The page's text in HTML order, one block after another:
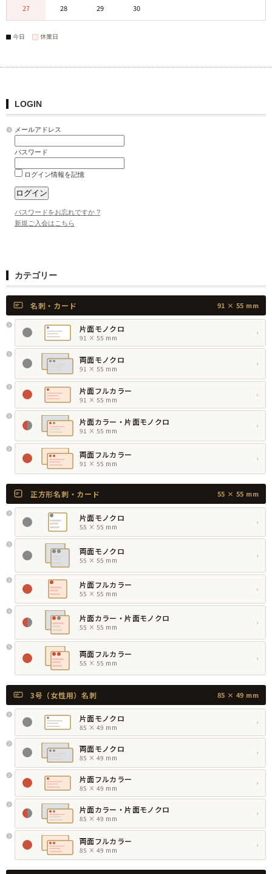
27 28 29 30
今日 休業日
LOGIN
メールアドレス
パスワード
ログイン情報を記憶
パスワードをお忘れですか ?
新規ご入会はこちら
カテゴリー
名刺・カード 91 × 55 mm
片面モノクロ
91 × 55 mm
›
両面モノクロ
91 × 55 mm
›
片面フルカラー
91 × 55 mm
›
片面カラー・片面モノクロ
91 × 55 mm
›
両面フルカラー
91 × 55 mm
›
正方形名刺・カード 55 × 55 mm
片面モノクロ
55 × 55 mm
›
両面モノクロ
55 × 55 mm
›
片面フルカラー
55 × 55 mm
›
片面カラー・片面モノクロ
55 × 55 mm
›
両面フルカラー
55 × 55 mm
›
3号（女性用）名刺 85 × 49 mm
片面モノクロ
85 × 49 mm
›
両面モノクロ
85 × 49 mm
›
片面フルカラー
85 × 49 mm
›
片面カラー・片面モノクロ
85 × 49 mm
›
両面フルカラー
85 × 49 mm
›